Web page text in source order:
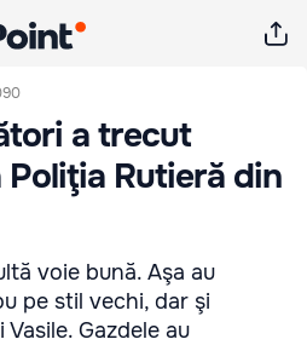
a trecut
Poliţia Rutieră din
voie bună. Aşa au
pe stil vechi, dar şi
Gazdele au